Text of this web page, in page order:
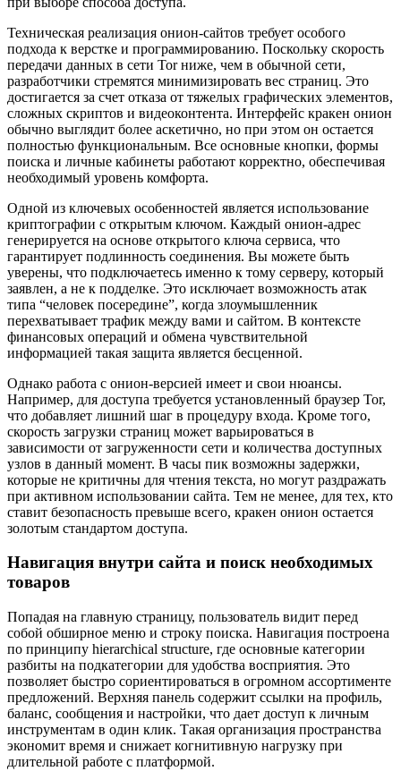
Техническая реализация онион-сайтов требует особого
подхода к верстке и программированию. Поскольку скорость
передачи данных в сети Tor ниже, чем в обычной сети,
разработчики стремятся минимизировать вес страниц. Это
достигается за счет отказа от тяжелых графических элементов,
сложных скриптов и видеоконтента. Интерфейс кракен онион
обычно выглядит более аскетично, но при этом он остается
полностью функциональным. Все основные кнопки, формы
поиска и личные кабинеты работают корректно, обеспечивая
необходимый уровень комфорта.
Одной из ключевых особенностей является использование
криптографии с открытым ключом. Каждый онион-адрес
генерируется на основе открытого ключа сервиса, что
гарантирует подлинность соединения. Вы можете быть
уверены, что подключаетесь именно к тому серверу, который
заявлен, а не к подделке. Это исключает возможность атак
типа “человек посередине”, когда злоумышленник
перехватывает трафик между вами и сайтом. В контексте
финансовых операций и обмена чувствительной
информацией такая защита является бесценной.
Однако работа с онион-версией имеет и свои нюансы.
Например, для доступа требуется установленный браузер Tor,
что добавляет лишний шаг в процедуру входа. Кроме того,
скорость загрузки страниц может варьироваться в
зависимости от загруженности сети и количества доступных
узлов в данный момент. В часы пик возможны задержки,
которые не критичны для чтения текста, но могут раздражать
при активном использовании сайта. Тем не менее, для тех, кто
ставит безопасность превыше всего, кракен онион остается
золотым стандартом доступа.
Навигация внутри сайта и поиск необходимых
товаров
Попадая на главную страницу, пользователь видит перед
собой обширное меню и строку поиска. Навигация построена
по принципу hierarchical structure, где основные категории
разбиты на подкатегории для удобства восприятия. Это
позволяет быстро сориентироваться в огромном ассортименте
предложений. Верхняя панель содержит ссылки на профиль,
баланс, сообщения и настройки, что дает доступ к личным
инструментам в один клик. Такая организация пространства
экономит время и снижает когнитивную нагрузку при
длительной работе с платформой.